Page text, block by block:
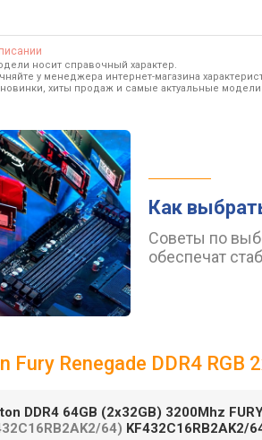
носит справочный характер.
у менеджера интернет-магазина
хиты продаж и самые актуальные модели
Как
Советы по
обеспечат
Fury Renegade DDR4 RGB
DDR4 64GB (2x32GB) 3200Mhz
64) KF432C16RB2AK2/